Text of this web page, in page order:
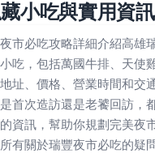
小吃與實用資訊
市必吃攻略詳細介紹高雄
吃，包括萬國牛排、天使
址、價格、營業時間和交
首次造訪還是老饕回訪，
資訊，幫助你規劃完美夜
有關於瑞豐夜市必吃的疑問